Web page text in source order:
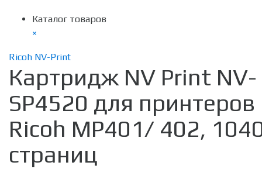
Каталог товаров
×
Ricoh NV-Print
Картридж NV Print NV-
SP4520 для принтеров
Ricoh MP401/ 402,
страниц